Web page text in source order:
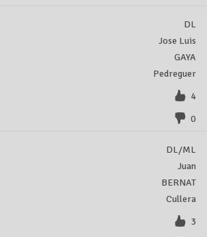
DL
Jose Luis
GAYA
Pedreguer
4
0
DL/ML
Juan
BERNAT
Cullera
3